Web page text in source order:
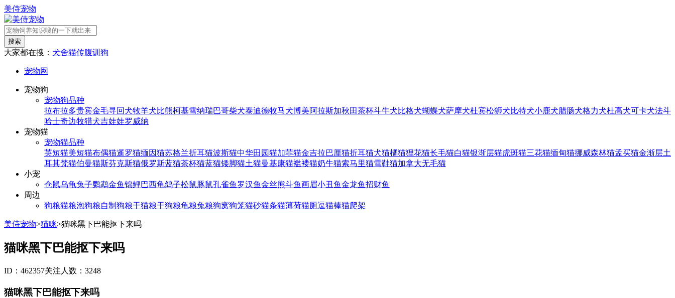
美侍宠物
搜索
大家都在搜： 犬舍猫传腹训狗
宠物网
宠物狗
宠物狗品种
拉布拉多贵宾金毛寻回犬牧羊犬比熊柯基雪纳瑞巴哥柴犬泰迪德牧马犬博美阿拉斯加秋田茶杯斗牛犬比格犬蝴蝶犬萨摩犬杜宾松狮犬比特犬小鹿犬腊肠犬格力犬杜高犬可卡犬法斗
哈士奇边牧猎犬吉娃娃罗威纳
宠物猫
宠物猫品种
英短猫美短猫布偶猫暹罗猫缅因猫苏格兰折耳猫波斯猫中华田园猫加菲猫金吉拉巴厘猫折耳猫犬猫橘猫狸花猫长毛猫白猫银渐层猫虎斑猫三花猫缅甸猫挪威森林猫孟买猫金渐层土
耳其梵猫伯曼猫斯芬克斯猫俄罗斯蓝猫茶杯猫蓝猫矮脚猫土猫曼基康猫褴褛猫奶牛猫索马里猫雪鞋猫加拿大无毛猫
小宠
仓鼠乌龟兔子鹦鹉金鱼锦鲤巴西龟鸽子松鼠豚鼠孔雀鱼 罗汉鱼金丝熊斗鱼画眉小丑鱼金龙鱼招财鱼
周边
狗粮猫粮泡狗粮自制狗粮干猫粮干狗粮龟粮兔粮狗窝狗笼猫砂猫条猫薄荷猫厕逗猫棒猫爬架
美侍宠物>猫咪>猫咪黑下巴能抠下来吗
猫咪黑下巴能抠下来吗
ID：462357关注人数：3248
猫咪黑下巴能抠下来吗